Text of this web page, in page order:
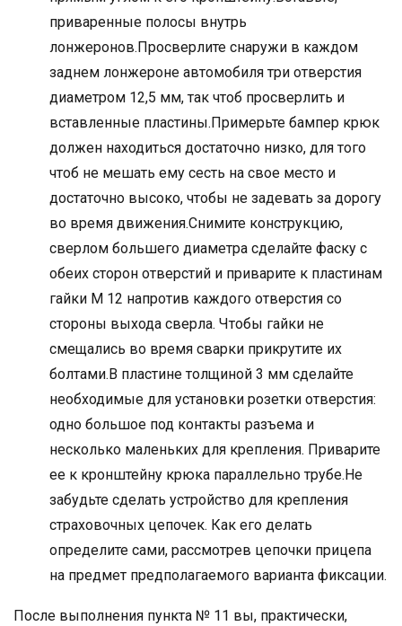
приваренные полосы внутрь
лонжеронов.Просверлите снаружи в каждом
заднем лонжероне автомобиля три отверстия
диаметром 12,5 мм, так чтоб просверлить и
вставленные пластины.Примерьте бампер крюк
должен находиться достаточно низко, для того
чтоб не мешать ему сесть на свое место и
достаточно высоко, чтобы не задевать за дорогу
во время движения.Снимите конструкцию,
сверлом большего диаметра сделайте фаску с
обеих сторон отверстий и приварите к пластинам
гайки М 12 напротив каждого отверстия со
стороны выхода сверла. Чтобы гайки не
смещались во время сварки прикрутите их
болтами.В пластине толщиной 3 мм сделайте
необходимые для установки розетки отверстия:
одно большое под контакты разъема и
несколько маленьких для крепления. Приварите
ее к кронштейну крюка параллельно трубе.Не
забудьте сделать устройство для крепления
страховочных цепочек. Как его делать
определите сами, рассмотрев цепочки прицепа
на предмет предполагаемого варианта фиксации.
После выполнения пункта № 11 вы, практически,